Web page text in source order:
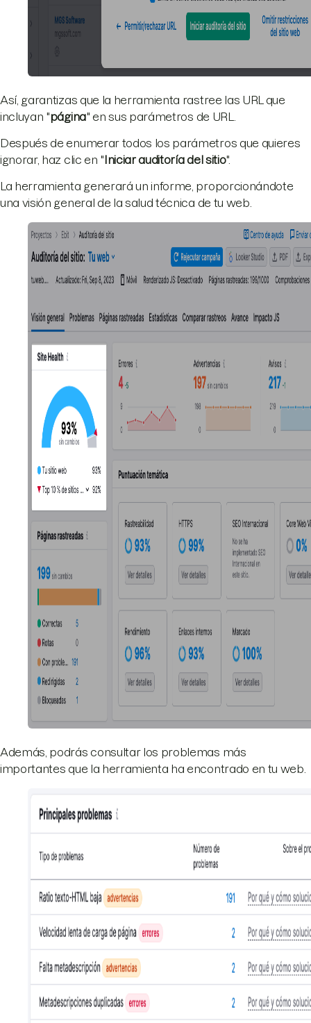
Así, garantizas que la herramienta rastree las URL que
incluyan "página" en sus parámetros de URL.
Después de enumerar todos los parámetros que quieres
ignorar, haz clic en " Iniciar auditoría del sitio".
La herramienta generará un informe, proporcionándote
una visión general de la salud técnica de tu web.
Además, podrás consultar los problemas más
importantes que la herramienta ha encontrado en tu web.